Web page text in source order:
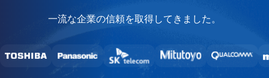
一流な企業の信頼を取得してきました。